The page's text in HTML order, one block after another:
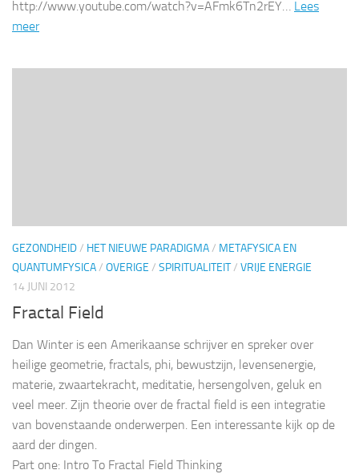
http://www.youtube.com/watch?v=AFmk6Tn2rEY… Lees
meer
GEZONDHEID/ HET NIEUWE PARADIGMA/ METAFYSICA EN
QUANTUMFYSICA/ OVERIGE / SPIRITUALITEIT/ VRIJE ENERGIE
14 JUNI 2012
Fractal Field
Dan Winter is een Amerikaanse schrijver en spreker over
heilige geometrie, fractals, phi, bewustzijn, levensenergie,
materie, zwaartekracht, meditatie, hersengolven, geluk en
veel meer. Zijn theorie over de fractal field is een integratie
van bovenstaande onderwerpen. Een interessante kijk op de
aard der dingen.
Part one: Intro To Fractal Field Thinking